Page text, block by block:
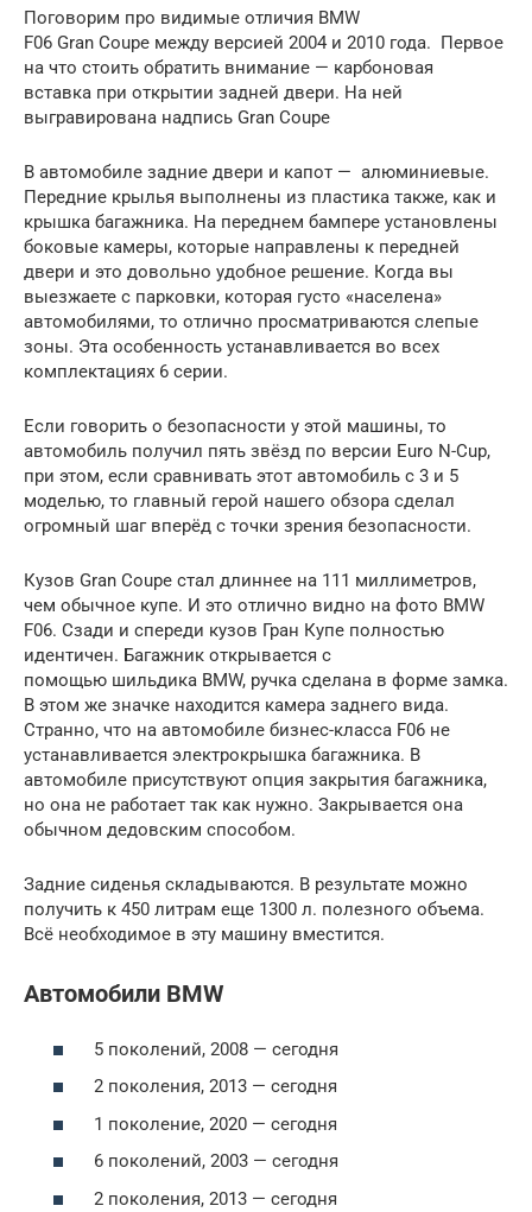
Поговорим про видимые отличия BMW
F06 Gran Coupe между версией 2004 и 2010 года. Первое
на что стоить обратить внимание — карбоновая
вставка при открытии задней двери. На ней
выгравирована надпись Gran Coupe
В автомобиле задние двери и капот — алюминиевые.
Передние крылья выполнены из пластика также, как и
крышка багажника. На переднем бампере установлены
боковые камеры, которые направлены к передней
двери и это довольно удобное решение. Когда вы
выезжаете с парковки, которая густо «населена»
автомобилями, то отлично просматриваются слепые
зоны. Эта особенность устанавливается во всех
комплектациях 6 серии.
Если говорить о безопасности у этой машины, то
автомобиль получил пять звёзд по версии Euro N-Cup,
при этом, если сравнивать этот автомобиль с 3 и 5
моделью, то главный герой нашего обзора сделал
огромный шаг вперёд с точки зрения безопасности.
Кузов Gran Coupe стал длиннее на 111 миллиметров,
чем обычное купе. И это отлично видно на фото BMW
F06. Сзади и спереди кузов Гран Купе полностью
идентичен. Багажник открывается с
помощью шильдика BMW, ручка сделана в форме замка.
В этом же значке находится камера заднего вида.
Странно, что на автомобиле бизнес-класса F06 не
устанавливается электрокрышка багажника. В
автомобиле присутствуют опция закрытия багажника,
но она не работает так как нужно. Закрывается она
обычном дедовским способом.
Задние сиденья складываются. В результате можно
получить к 450 литрам еще 1300 л. полезного объема.
Всё необходимое в эту машину вместится.
Автомобили BMW
5 поколений, 2008 — сегодня
2 поколения, 2013 — сегодня
1 поколение, 2020 — сегодня
6 поколений, 2003 — сегодня
2 поколения, 2013 — сегодня